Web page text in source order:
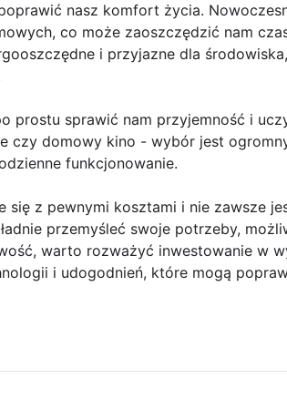
nasz komfort życia.
co może zaoszczędzić nam
i przyjazne dla
prostu sprawić nam przyjemność i
czy domowy kino - wybór jest
funkcjonowanie.
z pewnymi kosztami i nie zawsze
przemyśleć swoje potrzeby,
warto rozważyć inwestowanie w
i udogodnień, które mogą